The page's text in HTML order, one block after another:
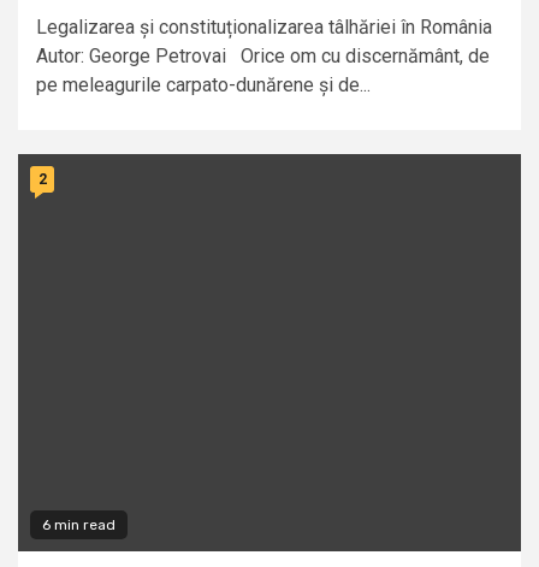
Legalizarea și constituționalizarea tâlhăriei în România
Autor: George Petrovai Orice om cu discernământ, de
pe meleagurile carpato-dunărene și de...
6 min read
2